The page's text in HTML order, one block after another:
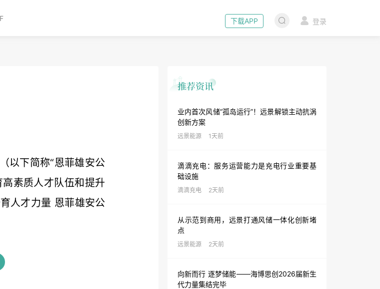
下载APP 登录
业内首次风储“孤岛运行”！远景解锁主动抗涡
创新方案
远景能源 1天前
滴滴充电：服务运营能力是充电行业重要基
础设施
滴滴充电 2天前
从示范到商用，远景打通风储一体化创新堵
点
远景能源 2天前
向新而行 逐梦储能——海博思创2026届新生
代力量集结完毕
以下简称“恩菲雄安公
素质人才队伍和提升
人才力量 恩菲雄安公